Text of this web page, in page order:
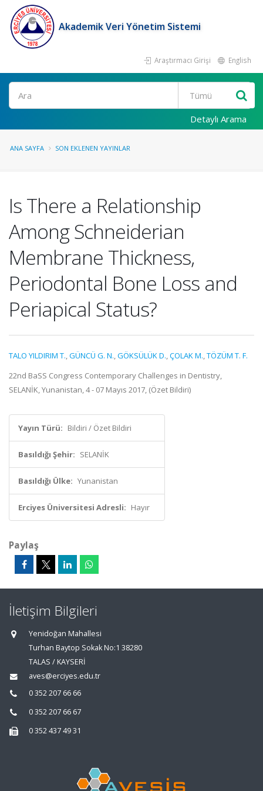
Akademik Veri Yönetim Sistemi
Araştırmacı Girişi English
Ara
Detaylı Arama
ANA SAYFA SON EKLENEN YAYINLAR
Is There a Relationship
Among Schneiderian
Membrane Thickness,
Periodontal Bone Loss and
Periapical Status?
TALO YILDIRIM T.,GÜNCÜ G. N.,GÖKSÜLÜK D.,ÇOLAK M.,TÖZÜM T. F.
22nd BaSS Congress Contemporary Challenges in Dentistry,
SELANİK, Yunanistan, 4 - 07 Mayıs 2017, (Özet Bildiri)
Yayın Türü: Bildiri / Özet Bildiri
Basıldığı Şehir: SELANİK
Basıldığı Ülke: Yunanistan
Erciyes Üniversitesi Adresli: Hayır
Paylaş
İletişim Bilgileri
Yenidoğan Mahallesi
Turhan Baytop Sokak No:1 38280
TALAS / KAYSERİ
aves@erciyes.edu.tr
0 352 207 66 66
0 352 207 66 67
0 352 437 49 31